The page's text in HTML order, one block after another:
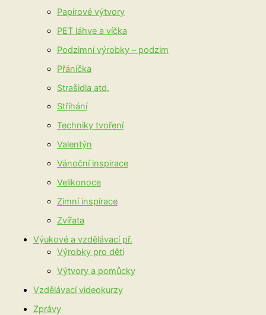
Papírové výtvory
PET láhve a víčka
Podzimní výrobky – podzim
Přáníčka
Strašidla atd.
Stříhání
Techniky tvoření
Valentýn
Vánoční inspirace
Velikonoce
Zimní inspirace
Zvířata
Výukové a vzdělávací př.
Výrobky pro děti
Výtvory a pomůcky
Vzdělávací videokurzy
Zprávy